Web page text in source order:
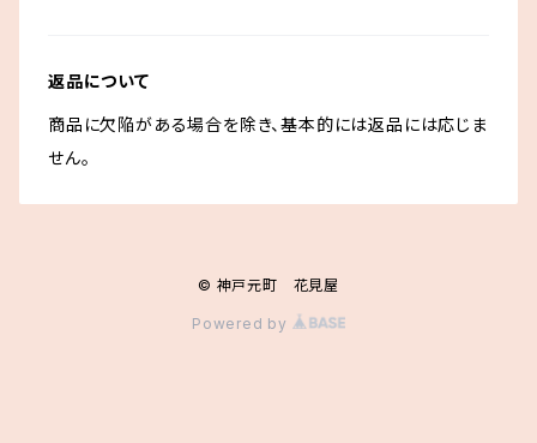
返品について
商品に欠陥がある場合を除き、基本的には返品には応じま
せん。
© 神戸元町 花見屋
Powered by